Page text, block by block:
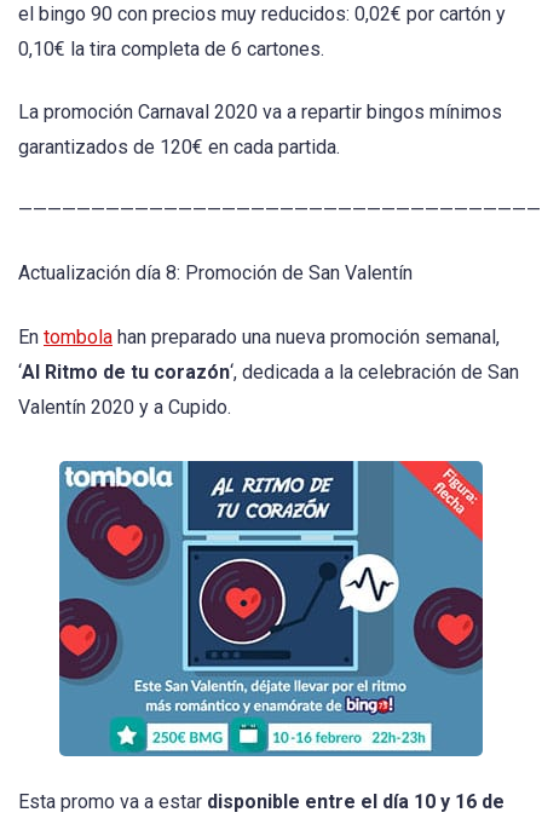
el bingo 90 con precios muy reducidos: 0,02€ por cartón y
0,10€ la tira completa de 6 cartones.
La promoción Carnaval 2020 va a repartir bingos mínimos
garantizados de 120€ en cada partida.
Actualización día 8: Promoción de San Valentín
En tombola han preparado una nueva promoción semanal,
‘Al Ritmo de tu corazón‘, dedicada a la celebración de San
Valentín 2020 y a Cupido.
Esta promo va a estar disponible entre el día 10 y 16 de